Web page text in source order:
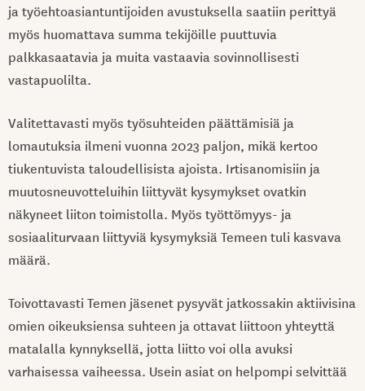
ja työehtoasiantuntijoiden avustuksella saatiin perittyä
myös huomattava summa tekijöille puuttuvia
palkkasaatavia ja muita vastaavia sovinnollisesti
vastapuolilta.
Valitettavasti myös työsuhteiden päättämisiä ja
lomautuksia ilmeni vuonna 2023 paljon, mikä kertoo
tiukentuvista taloudellisista ajoista. Irtisanomisiin ja
muutosneuvotteluihin liittyvät kysymykset ovatkin
näkyneet liiton toimistolla. Myös työttömyys- ja
sosiaaliturvaan liittyviä kysymyksiä Temeen tuli kasvava
määrä.
Toivottavasti Temen jäsenet pysyvät jatkossakin aktiivisina
omien oikeuksiensa suhteen ja ottavat liittoon yhteyttä
matalalla kynnyksellä, jotta liitto voi olla avuksi
varhaisessa vaiheessa. Usein asiat on helpompi selvittää